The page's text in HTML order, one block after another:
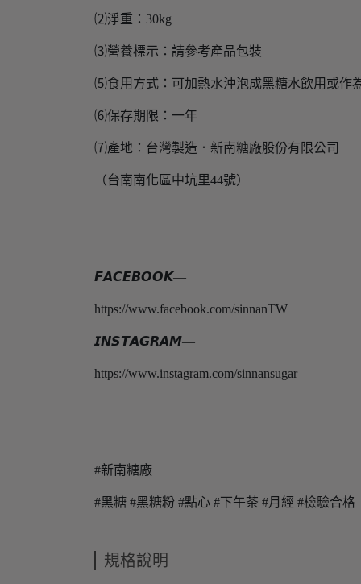
⑵淨重：30kg
⑶營養標示：請參考產品包裝
⑸食用方式：可加熱水沖泡成黑糖水飲用或作
⑹保存期限：一年
⑺產地：台灣製造．新南糖廠股份有限公司
（台南南化區中坑里44號）
𝙁𝘼𝘾𝙀𝘽𝙊𝙊𝙆—
https://www.facebook.com/sinnanTW
𝙄𝙉𝙎𝙏𝘼𝙂𝙍𝘼𝙈—
https://www.instagram.com/sinnansugar
#新南糖廠
#黑糖 #黑糖粉 #點心 #下午茶 #月經 #檢驗合格
規格說明